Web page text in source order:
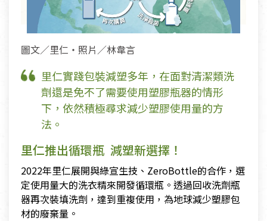
圖文／里仁・照片／林韋言
里仁實踐包裝減塑多年，在面對清潔類洗
劑還是免不了需要使用塑膠瓶器的情形
下，依然積極尋求減少塑膠使用量的方
法。
里仁推出循環瓶 減塑新選擇！
2022年里仁展開與綠宣生技、ZeroBottle的合作，選
定使用量大的洗衣精來開發循環瓶。透過回收洗劑瓶
器再次裝填洗劑，達到重複使用，為地球減少塑膠包
材的廢棄量。